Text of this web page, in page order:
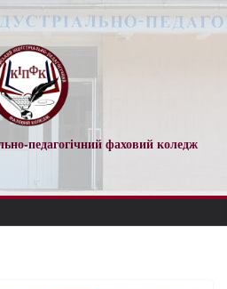
педагогічний фаховий коледж